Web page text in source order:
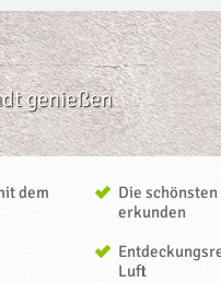
genießen
dem
Die
erkunden
Luft